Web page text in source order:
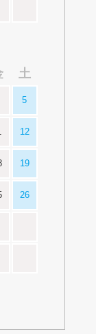
土
5
12
19
26